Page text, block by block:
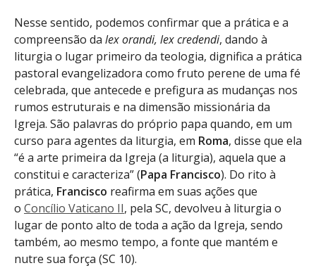
Nesse sentido, podemos confirmar que a prática e a
compreensão da lex orandi, lex credendi, dando à
liturgia o lugar primeiro da teologia, dignifica a prática
pastoral evangelizadora como fruto perene de uma fé
celebrada, que antecede e prefigura as mudanças nos
rumos estruturais e na dimensão missionária da
Igreja. São palavras do próprio papa quando, em um
curso para agentes da liturgia, em Roma, disse que ela
“é a arte primeira da Igreja (a liturgia), aquela que a
constitui e caracteriza” (Papa Francisco). Do rito à
prática, Francisco reafirma em suas ações que
o Concílio Vaticano II, pela SC, devolveu à liturgia o
lugar de ponto alto de toda a ação da Igreja, sendo
também, ao mesmo tempo, a fonte que mantém e
nutre sua força (SC 10).